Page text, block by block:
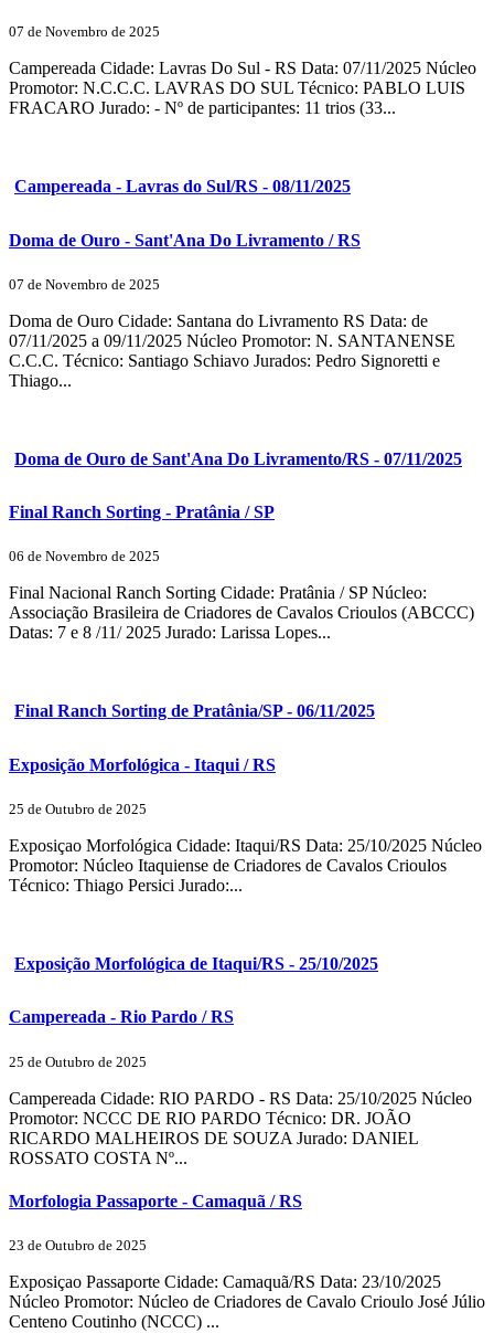
07 de Novembro de 2025
Campereada Cidade: Lavras Do Sul - RS Data: 07/11/2025 Núcleo
Promotor: N.C.C.C. LAVRAS DO SUL Técnico: PABLO LUIS
FRACARO Jurado: - Nº de participantes: 11 trios (33...
Campereada - Lavras do Sul/RS - 08/11/2025
Doma de Ouro - Sant'Ana Do Livramento / RS
07 de Novembro de 2025
Doma de Ouro Cidade: Santana do Livramento RS Data: de
07/11/2025 a 09/11/2025 Núcleo Promotor: N. SANTANENSE
C.C.C. Técnico: Santiago Schiavo Jurados: Pedro Signoretti e
Thiago...
Doma de Ouro de Sant'Ana Do Livramento/RS - 07/11/2025
Final Ranch Sorting - Pratânia / SP
06 de Novembro de 2025
Final Nacional Ranch Sorting Cidade: Pratânia / SP Núcleo:
Associação Brasileira de Criadores de Cavalos Crioulos (ABCCC)
Datas: 7 e 8 /11/ 2025 Jurado: Larissa Lopes...
Final Ranch Sorting de Pratânia/SP - 06/11/2025
Exposição Morfológica - Itaqui / RS
25 de Outubro de 2025
Exposiçao Morfológica Cidade: Itaqui/RS Data: 25/10/2025 Núcleo
Promotor: Núcleo Itaquiense de Criadores de Cavalos Crioulos
Técnico: Thiago Persici Jurado:...
Exposição Morfológica de Itaqui/RS - 25/10/2025
Campereada - Rio Pardo / RS
25 de Outubro de 2025
Campereada Cidade: RIO PARDO - RS Data: 25/10/2025 Núcleo
Promotor: NCCC DE RIO PARDO Técnico: DR. JOÃO
RICARDO MALHEIROS DE SOUZA Jurado: DANIEL
ROSSATO COSTA Nº...
Morfologia Passaporte - Camaquã / RS
23 de Outubro de 2025
Exposiçao Passaporte Cidade: Camaquã/RS Data: 23/10/2025
Núcleo Promotor: Núcleo de Criadores de Cavalo Crioulo José Júlio
Centeno Coutinho (NCCC) ...